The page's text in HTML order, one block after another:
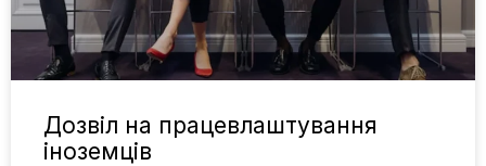
Дозвіл на працевлаштування
іноземців